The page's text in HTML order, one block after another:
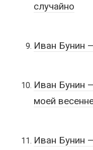
случайно
Иван Бунин
Иван Бунин
моей
Иван Бунин